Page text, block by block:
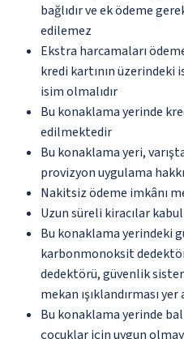
bağlıdır ve ek ödeme
edilemez
Ekstra harcamaları
kredi kartının üzerindeki
isim olmalıdır
Bu konaklama yerinde
edilmektedir
Bu konaklama yeri,
provizyon uygulama
Nakitsiz ödeme imkânı
Uzun süreli kiracılar
Bu konaklama yerindeki
karbonmonoksit
dedektörü, güvenlik
mekan ışıklandırması
Bu konaklama yerinde
çocuklar için uygun